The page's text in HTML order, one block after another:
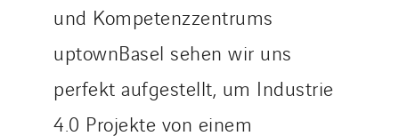
und Kompetenzzentrums
uptownBasel sehen wir uns
perfekt aufgestellt, um Industrie
4.0 Projekte von einem